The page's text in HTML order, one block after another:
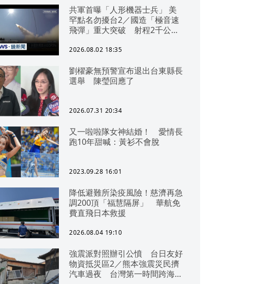
共軍首曝「人形機器士兵」 美
罕點名勿擾台2／國造「極音速
飛彈」重大突破 射程2千公里
2026.08.02 18:35
劉櫂豪無預警宣布退出台東縣長
選舉 陳瑩回應了
2026.07.31 20:34
又一啦啦隊女神結婚！ 愛情長
跑10年甜喊：黃衫不會脫
2023.09.28 16:01
降低避難所染疫風險！慈濟再急
調200頂「福慧隔屏」 華航免
費直飛日本救援
2026.08.04 19:10
強震派對照辦引公憤 台日友好
物資抵災區2／熊本強震災民擠
汽車過夜 台灣第一時間跨海急